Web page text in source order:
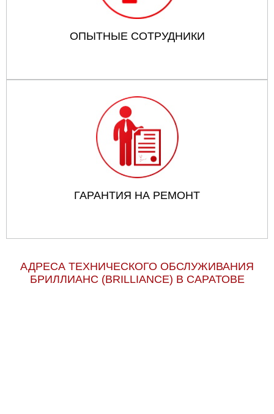
ОПЫТНЫЕ СОТРУДНИКИ
ГАРАНТИЯ НА РЕМОНТ
АДРЕСА ТЕХНИЧЕСКОГО ОБСЛУЖИВАНИЯ
БРИЛЛИАНС (BRILLIANCE) В САРАТОВЕ